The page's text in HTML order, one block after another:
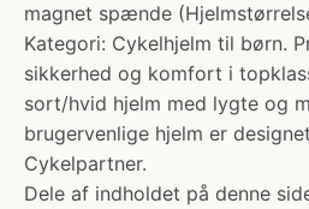
magnet spænde
Kategori: Cykelhjelm til børn.
sikkerhed og komfort i
sort/hvid hjelm med lygte og
brugervenlige hjelm er
Cykelpartner.
Dele af indholdet på denne